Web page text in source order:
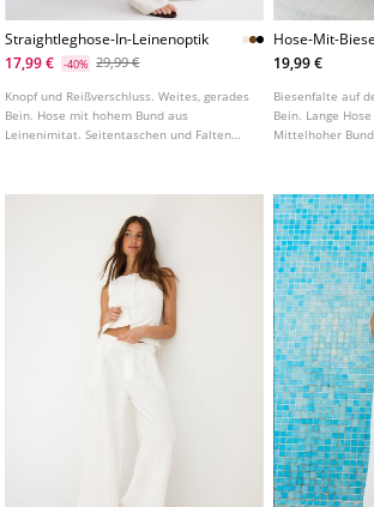
Straightleghose-In-Leinenoptik
17,99 €
-40% 29,99 €
Knopf und Reißverschluss. Weites, gerades
Bein. Hose mit hohem Bund aus
Leinenimitat. Seitentaschen und Falten
Hose-Mit-
19,99 €
Biesenfalte auf
Bein. Lange
Mittelhoher